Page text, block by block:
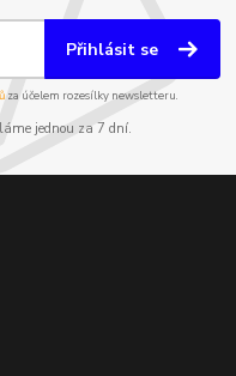
Přihlásit se
za účelem rozesílky newsletteru.
jednou za 7 dní.